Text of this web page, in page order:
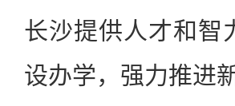
长沙提供人才和智
设办学，强力推进